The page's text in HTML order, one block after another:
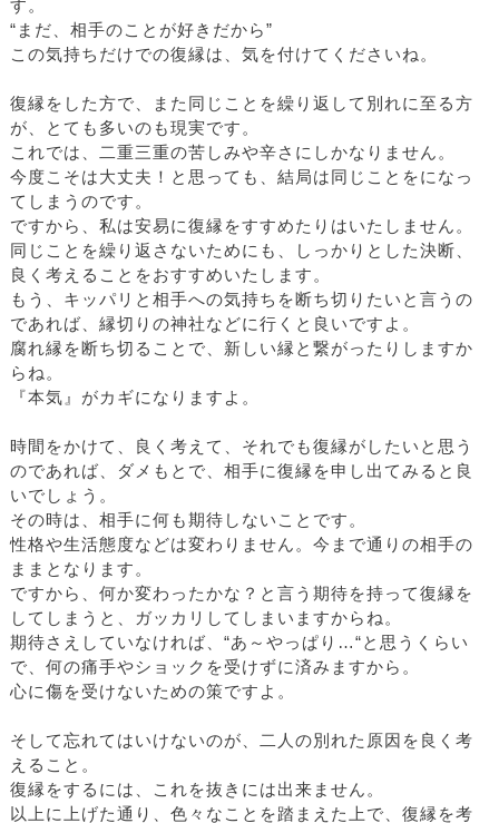
す。
“まだ、相手のことが好きだから”
この気持ちだけでの復縁は、気を付けてくださいね。
復縁をした方で、また同じことを繰り返して別れに至る方
が、とても多いのも現実です。
これでは、二重三重の苦しみや辛さにしかなりません。
今度こそは大丈夫！と思っても、結局は同じことをになっ
てしまうのです。
ですから、私は安易に復縁をすすめたりはいたしません。
同じことを繰り返さないためにも、しっかりとした決断、
良く考えることをおすすめいたします。
もう、キッパリと相手への気持ちを断ち切りたいと言うの
であれば、縁切りの神社などに行くと良いですよ。
腐れ縁を断ち切ることで、新しい縁と繋がったりしますか
らね。
『本気』がカギになりますよ。
時間をかけて、良く考えて、それでも復縁がしたいと思う
のであれば、ダメもとで、相手に復縁を申し出てみると良
いでしょう。
その時は、相手に何も期待しないことです。
性格や生活態度などは変わりません。今まで通りの相手の
ままとなります。
ですから、何か変わったかな？と言う期待を持って復縁を
してしまうと、ガッカリしてしまいますからね。
期待さえしていなければ、“あ～やっぱり…“と思うくらい
で、何の痛手やショックを受けずに済みますから。
心に傷を受けないための策ですよ。
そして忘れてはいけないのが、二人の別れた原因を良く考
えること。
復縁をするには、これを抜きには出来ません。
以上に上げた通り、色々なことを踏まえた上で、復縁を考